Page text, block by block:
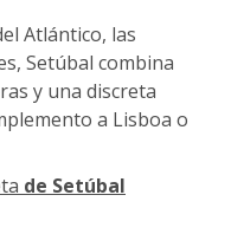
Atlántico, las
Setúbal combina
y una discreta
a Lisboa o
de Setúbal